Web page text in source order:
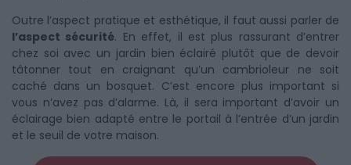
Outre l’aspect pratique et esthétique, il faut aussi parler de
l’aspect sécurité. En effet, il est plus rassurant d’entrer
chez soi avec un jardin bien éclairé plutôt que de devoir
tâtonner tout en craignant qu’un cambrioleur ne soit
caché dans un bosquet. C’est encore plus important si
vous n’avez pas d’alarme. Là, il sera important d’avoir un
éclairage bien adapté entre le portail à l’entrée d’un jardin
et le seuil de votre maison.